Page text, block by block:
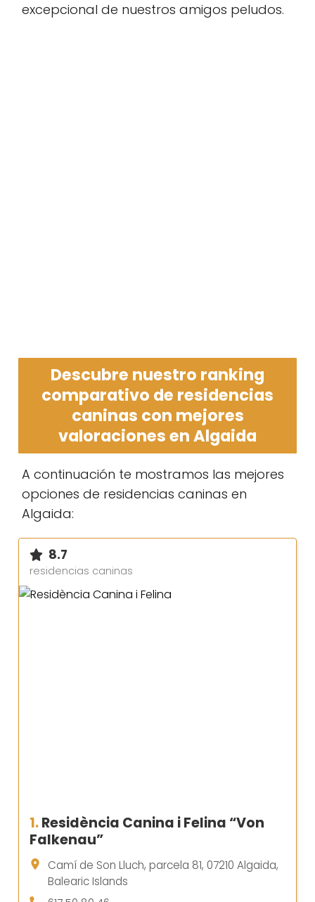
excepcional de nuestros amigos peludos.
Descubre nuestro ranking
comparativo de residencias
caninas con mejores
valoraciones en Algaida
A continuación te mostramos las mejores
opciones de residencias caninas en
Algaida:
8.7
residencias caninas
1.Residència Canina i Felina “Von
Falkenau”
Camí de Son Lluch, parcela 81, 07210 Algaida,
Balearic Islands